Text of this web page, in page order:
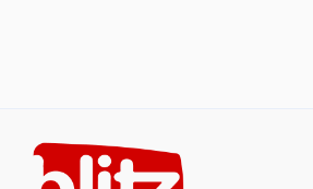
content